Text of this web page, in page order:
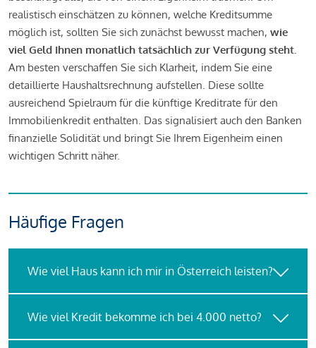
realistisch einschätzen zu können, welche Kreditsumme
möglich ist, sollten Sie sich zunächst bewusst machen, wie
viel Geld Ihnen monatlich tatsächlich zur Verfügung steht.
Am besten verschaffen Sie sich Klarheit, indem Sie eine
detaillierte Haushaltsrechnung aufstellen. Diese sollte
ausreichend Spielraum für die künftige Kreditrate für den
Immobilienkredit enthalten. Das signalisiert auch den Banken
finanzielle Solidität und bringt Sie Ihrem Eigenheim einen
wichtigen Schritt näher.
Häufige Fragen
Wie viel Haus kann ich mir in Österreich leisten?
Wie viel Kredit bekomme ich bei 4.000 netto?